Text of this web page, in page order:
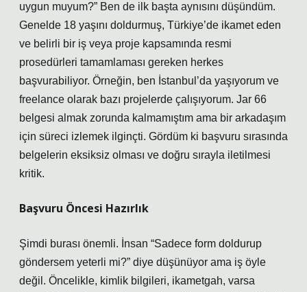
uygun muyum?” Ben de ilk başta aynısını düşündüm.
Genelde 18 yaşını doldurmuş, Türkiye’de ikamet eden
ve belirli bir iş veya proje kapsamında resmi
prosedürleri tamamlaması gereken herkes
başvurabiliyor. Örneğin, ben İstanbul’da yaşıyorum ve
freelance olarak bazı projelerde çalışıyorum. Jar 66
belgesi almak zorunda kalmamıştım ama bir arkadaşım
için süreci izlemek ilginçti. Gördüm ki başvuru sırasında
belgelerin eksiksiz olması ve doğru sırayla iletilmesi
kritik.
Başvuru Öncesi Hazırlık
Şimdi burası önemli. İnsan “Sadece form doldurup
göndersem yeterli mi?” diye düşünüyor ama iş öyle
değil. Öncelikle, kimlik bilgileri, ikametgah, varsa